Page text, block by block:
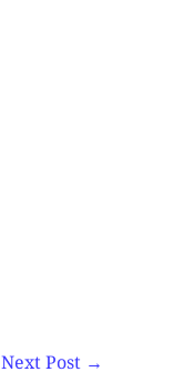
Next Post →